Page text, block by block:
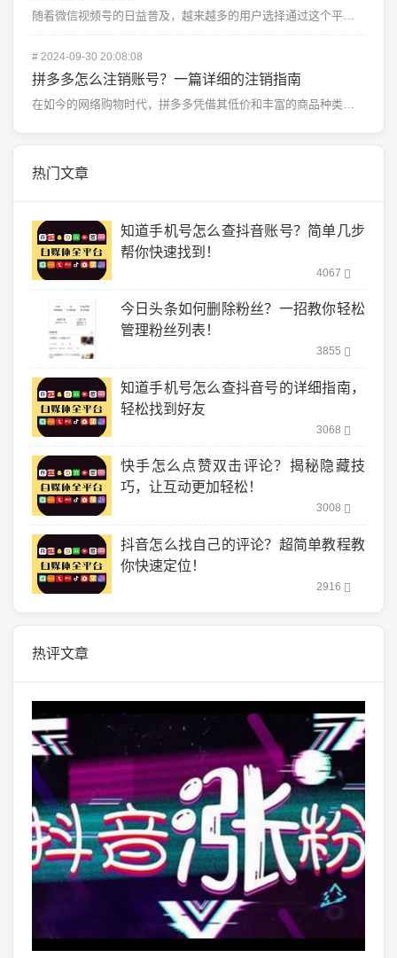
随着微信视频号的日益普及，越来越多的用户选择通过这个平台获取娱乐资讯、学习新知识或者跟随热点。作为一...
# 2024-09-30 20:08:08
拼多多怎么注销账号？一篇详细的注销指南
热门文章
知道手机号怎么查抖音账号？简单几步
帮你快速找到！
4067
今日头条如何删除粉丝？一招教你轻松
管理粉丝列表！
3855
知道手机号怎么查抖音号的详细指南，
轻松找到好友
3068
快手怎么点赞双击评论？揭秘隐藏技
巧，让互动更加轻松！
3008
抖音怎么找自己的评论？超简单教程教
你快速定位！
2916
热评文章